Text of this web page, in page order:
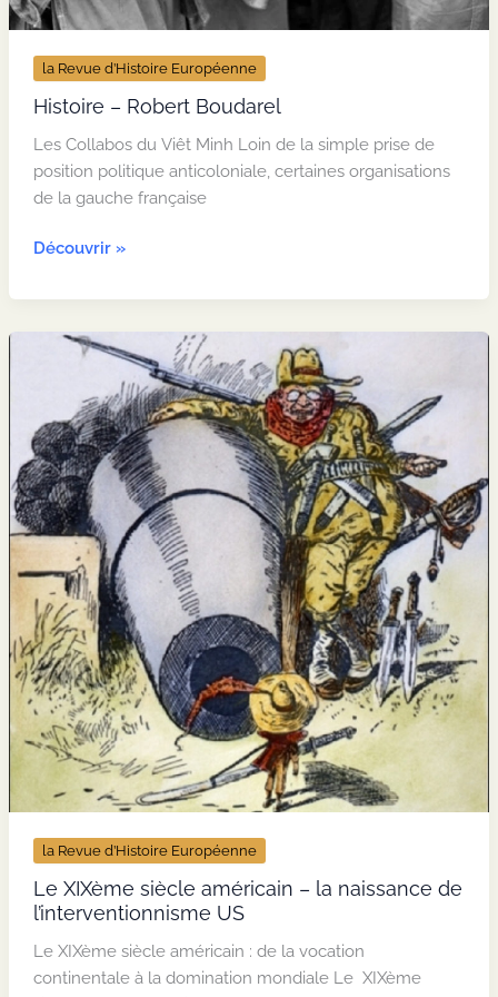
la Revue d’Histoire Européenne
Histoire – Robert Boudarel
Les Collabos du Viêt Minh Loin de la simple prise de
position politique anticoloniale, certaines organisations
de la gauche française
Histoire
Robert
Boudarel
Découvrir »
la Revue d’Histoire Européenne
Le XIXème siècle américain – la naissance de
l’interventionnisme US
Le XIXème siècle américain : de la vocation
continentale à la domination mondiale Le XIXème